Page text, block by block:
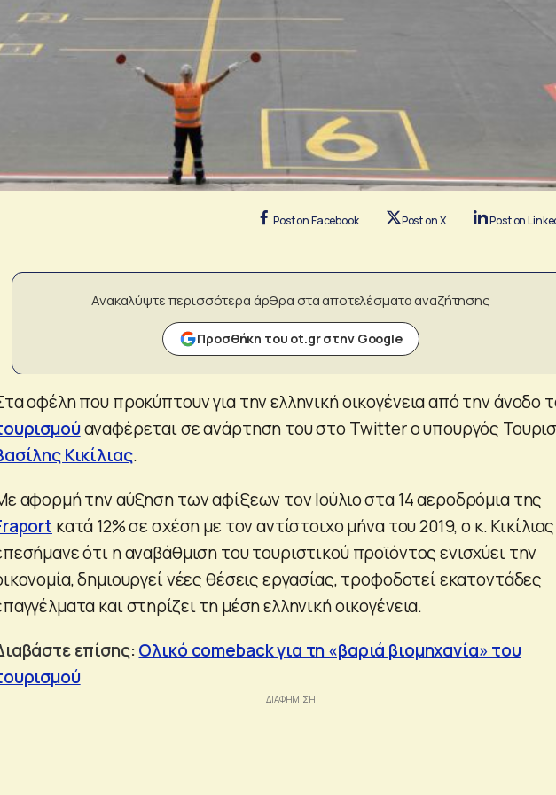
Post on Facebook Post on X Post on
Ανακαλύψτε περισσότερα άρθρα στα αποτελέσματα αναζήτησης
Προσθήκη του ot.gr στην Google
οφέλη που προκύπτουν για την ελληνική οικογένεια από την άνοδο
αναφέρεται σε ανάρτηση του στο Twitter ο υπουργός
Κικίλιας.
αφορμή την αύξηση των αφίξεων τον Ιούλιο στα 14 αεροδρόμια της
κατά 12% σε σχέση με τον αντίστοιχο μήνα του 2019, ο κ. Κικίλιας
ότι η αναβάθμιση του τουριστικού προϊόντος ενισχύει την
δημιουργεί νέες θέσεις εργασίας, τροφοδοτεί εκατοντάδες
και στηρίζει τη μέση ελληνική οικογένεια.
επίσης: Ολικό comeback για τη «βαριά βιομηχανία» του